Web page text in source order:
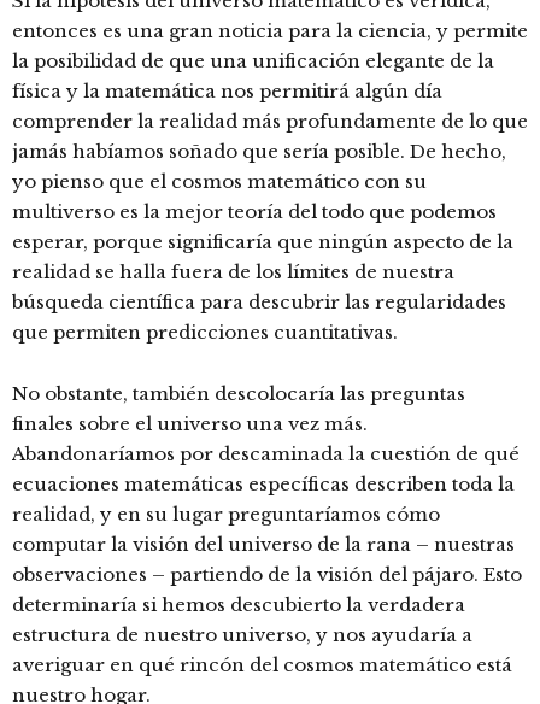
entonces es una gran noticia para la ciencia, y permite
la posibilidad de que una unificación elegante de la
física y la matemática nos permitirá algún día
comprender la realidad más profundamente de lo que
jamás habíamos soñado que sería posible. De hecho,
yo pienso que el cosmos matemático con su
multiverso es la mejor teoría del todo que podemos
esperar, porque significaría que ningún aspecto de la
realidad se halla fuera de los límites de nuestra
búsqueda científica para descubrir las regularidades
que permiten predicciones cuantitativas.
No obstante, también descolocaría las preguntas
finales sobre el universo una vez más.
Abandonaríamos por descaminada la cuestión de qué
ecuaciones matemáticas específicas describen toda la
realidad, y en su lugar preguntaríamos cómo
computar la visión del universo de la rana – nuestras
observaciones – partiendo de la visión del pájaro. Esto
determinaría si hemos descubierto la verdadera
estructura de nuestro universo, y nos ayudaría a
averiguar en qué rincón del cosmos matemático está
nuestro hogar.